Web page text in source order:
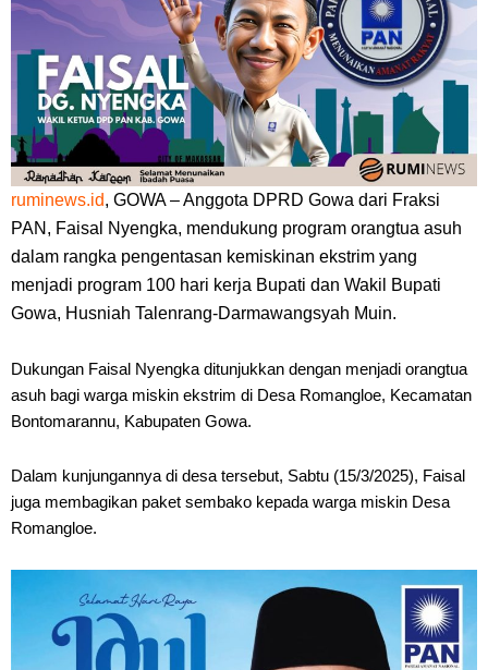
ruminews.id, GOWA – Anggota DPRD Gowa dari Fraksi
PAN, Faisal Nyengka, mendukung program orangtua asuh
dalam rangka pengentasan kemiskinan ekstrim yang
menjadi program 100 hari kerja Bupati dan Wakil Bupati
Gowa, Husniah Talenrang-Darmawangsyah Muin.
Dukungan Faisal Nyengka ditunjukkan dengan menjadi orangtua
asuh bagi warga miskin ekstrim di Desa Romangloe, Kecamatan
Bontomarannu, Kabupaten Gowa.
Dalam kunjungannya di desa tersebut, Sabtu (15/3/2025), Faisal
juga membagikan paket sembako kepada warga miskin Desa
Romangloe.